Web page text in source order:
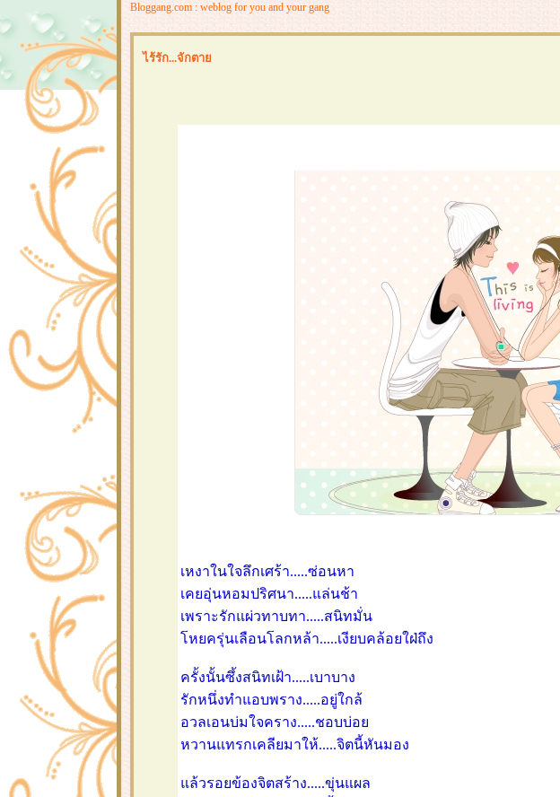
Bloggang.com : weblog for you and your gang
ไร้รัก...จักตา
เหงาในใจลึกเศร้า.....ซ่อนหา
เคยอุ่นหอมปริศนา.....แล่นช้า
เพราะรักแผ่วทาบทา.....สนิทมั่น
หยครุ่นเลือนโลกหล้า.....เงียบคล้อยใฝ่ถึง
ครั้งนั้นซึ้งสนิทเฝ้า.....เบาบาง
รักหนึ่งทำแอบพราง.....อยู่ใกล้
อวลเอนบ่มใจคราง.....ชอบบ่อ
หวานแทรกเคลียมาให้.....จิตนี้หันมอง
ล้วรอยข้องจิตสร้าง.....ขุ่นแผล